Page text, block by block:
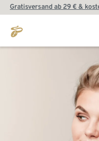
Gratisversand ab 29 € &